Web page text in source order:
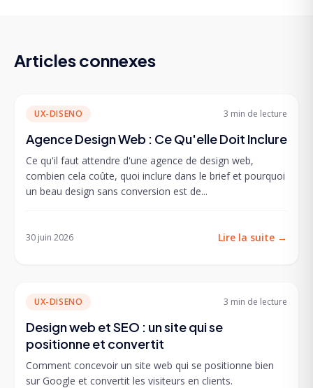
Articles connexes
UX-DISENO 3 min de lecture
Agence Design Web : Ce Qu'elle Doit Inclure
Ce qu'il faut attendre d'une agence de design web,
combien cela coûte, quoi inclure dans le brief et pourquoi
un beau design sans conversion est de...
30 juin 2026 Lire la suite →
UX-DISENO 3 min de lecture
Design web et SEO : un site qui se
positionne et convertit
Comment concevoir un site web qui se positionne bien
sur Google et convertit les visiteurs en clients.